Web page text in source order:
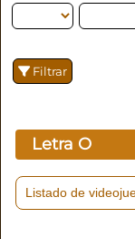
Filtrar
Letra O
Listado de